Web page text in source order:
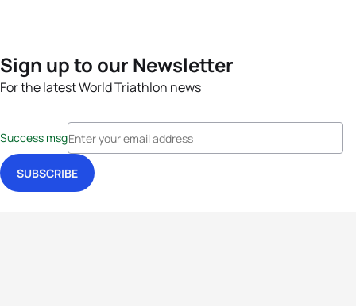
Sign up to our Newsletter
For the latest World Triathlon news
Success msg